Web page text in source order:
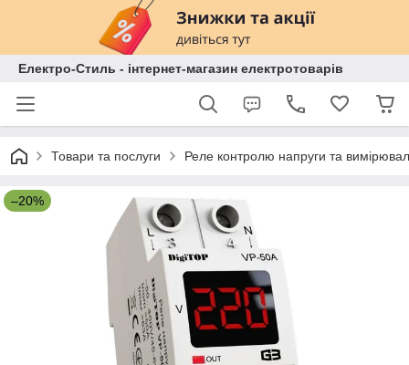
Електро-Стиль - інтернет-магазин електротоварів
Товари та послуги Реле контролю напруги та
–20%